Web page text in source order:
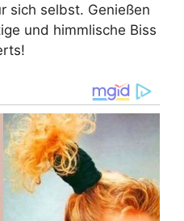
sich selbst. Genießen
und himmlische Biss